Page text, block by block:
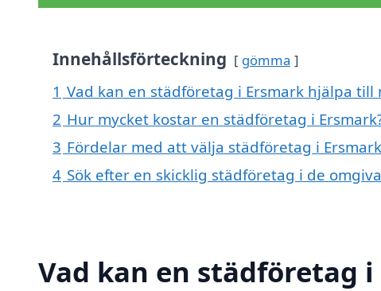
Innehållsförteckning gömma
1 Vad kan en städföretag i Ersmark hjälpa till
2 Hur mycket kostar en städföretag i
3 Fördelar med att välja städföretag i Ersmark
4 Sök efter en skicklig städföretag i de
Vad kan en städföretag